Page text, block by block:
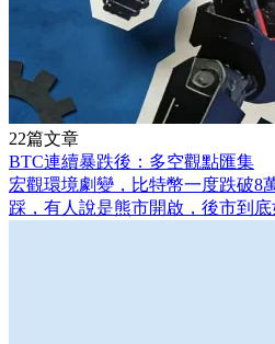
22篇文章
BTC連續暴跌後：多空觀點匯集
宏觀環境劇變，比特幣一度跌破8
踩，有人說是熊市開啟，後市到底